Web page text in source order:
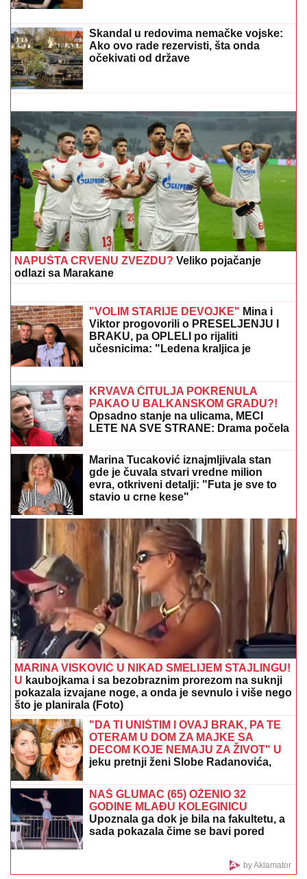
PROMENILA VERU, PA SAMA OBJAVILA SVOJ
INTIMNI SNIMAKPevačica opet šokira, slika stopala u
KESAMA: "Mažem ovčiju mast"
(FOTO) VOZ NALETEO NA OSOBU
KOD ZEMUNA
Oglasili se iz
"Srbijavoza": Hitna pomoć i policija na
licu mesta
"ŽELIM BEBU" Jelena Gavrilović
progovorila o svadbi i renoviranju
da odustajem"
"SRAMOTA ME JE"Asmin Durdžić javno udario na
rođenu majku zbog Maje Marinković: "Ona je
domaćica, ne snalazi se u ovom svetu i ne zna da
prestane"
Skandal u redovima nemačke vojske:
Ako ovo rade rezervisti, šta onda
očekivati od države
Partizan ima čemu da se nada: Hetafe
ostao bez važnog igrača do kraja
sezone
NAPUŠTA CRVENU ZVEZDU?Veliko pojačanje
odlazi sa Marakane
"PLAŠIM SE SMRTI"
Pevačica (73) u
kukavica, mužu ne smem ni da